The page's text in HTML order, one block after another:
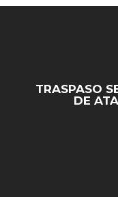
TRASPASO
DE